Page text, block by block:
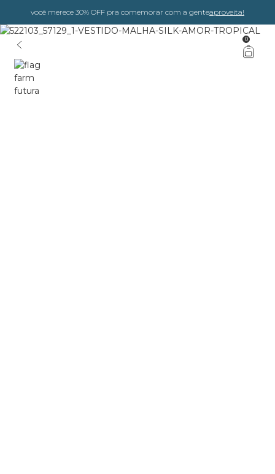
você merece 30% OFF pra comemorar com a genteaproveita!
0